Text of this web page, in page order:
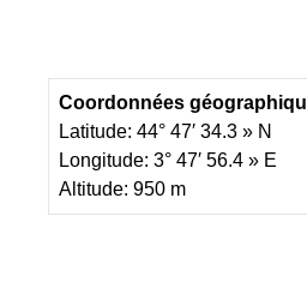
Coordonnées
Latitude: 44° 47′ 34.3 » N
Longitude: 3° 47′ 56.4 » E
Altitude: 950 m